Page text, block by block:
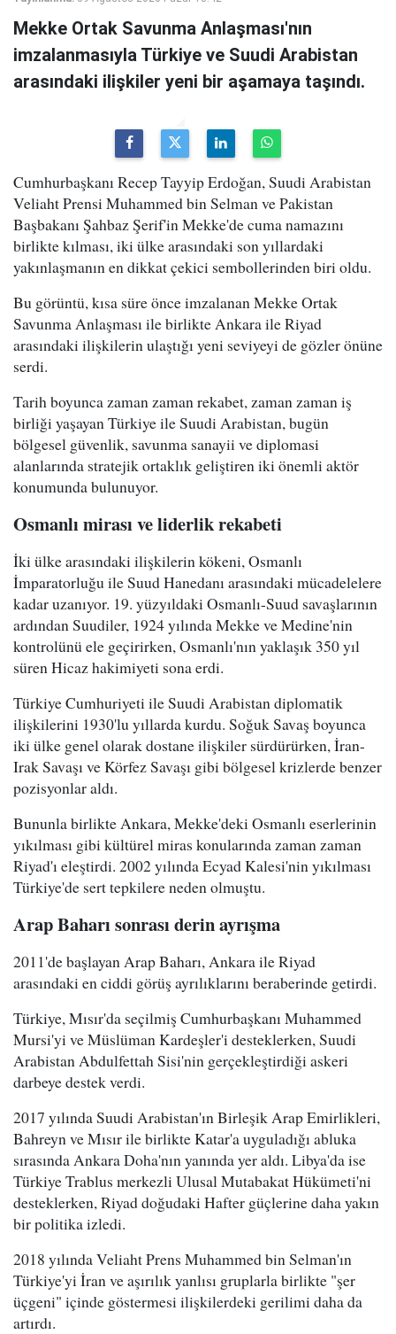
Mekke Ortak Savunma Anlaşması'nın
imzalanmasıyla Türkiye ve Suudi Arabistan
arasındaki ilişkiler yeni bir aşamaya taşındı.
Cumhurbaşkanı Recep Tayyip Erdoğan, Suudi Arabistan
Veliaht Prensi Muhammed bin Selman ve Pakistan
Başbakanı Şahbaz Şerif'in Mekke'de cuma namazını
birlikte kılması, iki ülke arasındaki son yıllardaki
yakınlaşmanın en dikkat çekici sembollerinden biri oldu.
Bu görüntü, kısa süre önce imzalanan Mekke Ortak
Savunma Anlaşması ile birlikte Ankara ile Riyad
arasındaki ilişkilerin ulaştığı yeni seviyeyi de gözler önüne
serdi.
Tarih boyunca zaman zaman rekabet, zaman zaman iş
birliği yaşayan Türkiye ile Suudi Arabistan, bugün
bölgesel güvenlik, savunma sanayii ve diplomasi
alanlarında stratejik ortaklık geliştiren iki önemli aktör
konumunda bulunuyor.
Osmanlı mirası ve liderlik rekabeti
İki ülke arasındaki ilişkilerin kökeni, Osmanlı
İmparatorluğu ile Suud Hanedanı arasındaki mücadelelere
kadar uzanıyor. 19. yüzyıldaki Osmanlı-Suud savaşlarının
ardından Suudiler, 1924 yılında Mekke ve Medine'nin
kontrolünü ele geçirirken, Osmanlı'nın yaklaşık 350 yıl
süren Hicaz hakimiyeti sona erdi.
Türkiye Cumhuriyeti ile Suudi Arabistan diplomatik
ilişkilerini 1930'lu yıllarda kurdu. Soğuk Savaş boyunca
iki ülke genel olarak dostane ilişkiler sürdürürken, İran-
Irak Savaşı ve Körfez Savaşı gibi bölgesel krizlerde benzer
pozisyonlar aldı.
Bununla birlikte Ankara, Mekke'deki Osmanlı eserlerinin
yıkılması gibi kültürel miras konularında zaman zaman
Riyad'ı eleştirdi. 2002 yılında Ecyad Kalesi'nin yıkılması
Türkiye'de sert tepkilere neden olmuştu.
Arap Baharı sonrası derin ayrışma
2011'de başlayan Arap Baharı, Ankara ile Riyad
arasındaki en ciddi görüş ayrılıklarını beraberinde getirdi.
Türkiye, Mısır'da seçilmiş Cumhurbaşkanı Muhammed
Mursi'yi ve Müslüman Kardeşler'i desteklerken, Suudi
Arabistan Abdulfettah Sisi'nin gerçekleştirdiği askeri
darbeye destek verdi.
2017 yılında Suudi Arabistan'ın Birleşik Arap Emirlikleri,
Bahreyn ve Mısır ile birlikte Katar'a uyguladığı abluka
sırasında Ankara Doha'nın yanında yer aldı. Libya'da ise
Türkiye Trablus merkezli Ulusal Mutabakat Hükümeti'ni
desteklerken, Riyad doğudaki Hafter güçlerine daha yakın
bir politika izledi.
2018 yılında Veliaht Prens Muhammed bin Selman'ın
Türkiye'yi İran ve aşırılık yanlısı gruplarla birlikte "şer
üçgeni" içinde göstermesi ilişkilerdeki gerilimi daha da
artırdı.